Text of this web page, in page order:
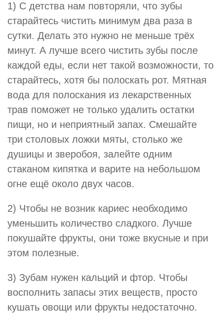
1) С детства нам повторяли, что зубы
старайтесь чистить минимум два раза в
сутки. Делать это нужно не меньше трёх
минут. А лучше всего чистить зубы после
каждой еды, если нет такой возможности, то
старайтесь, хотя бы полоскать рот. Мятная
вода для полоскания из лекарственных
трав поможет не только удалить остатки
пищи, но и неприятный запах. Смешайте
три столовых ложки мяты, столько же
душицы и зверобоя, залейте одним
стаканом кипятка и варите на небольшом
огне ещё около двух часов.
2) Чтобы не возник кариес необходимо
уменьшить количество сладкого. Лучше
покушайте фрукты, они тоже вкусные и при
этом полезные.
3) Зубам нужен кальций и фтор. Чтобы
восполнить запасы этих веществ, просто
кушать овощи или фрукты недостаточно.